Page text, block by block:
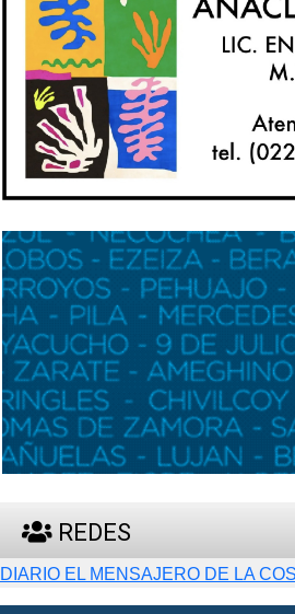
REDES
DIARIO EL MENSAJERO DE LA